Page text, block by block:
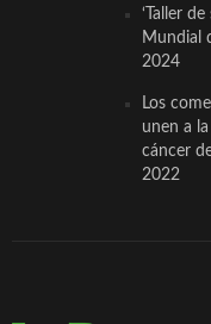
‘Taller
Mundial
2024
Los
unen a
cáncer
2022